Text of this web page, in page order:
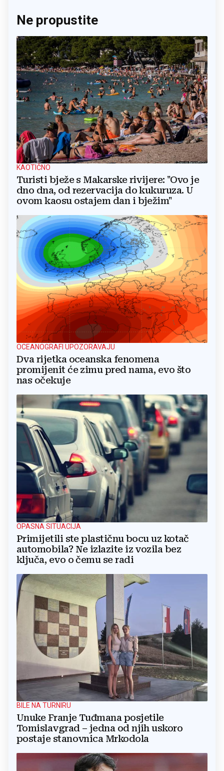
Ne propustite
KAOTIČNO
Turisti bježe s Makarske rivijere: "Ovo je
dno dna, od rezervacija do kukuruza. U
ovom kaosu ostajem dan i bježim"
OCEANOGRAFI UPOZORAVAJU
Dva rijetka oceanska fenomena
promijenit će zimu pred nama, evo što
nas očekuje
OPASNA SITUACIJA
Primijetili ste plastičnu bocu uz kotač
automobila? Ne izlazite iz vozila bez
ključa, evo o čemu se radi
BILE NA TURNIRU
Unuke Franje Tuđmana posjetile
Tomislavgrad – jedna od njih uskoro
postaje stanovnica Mrkodola